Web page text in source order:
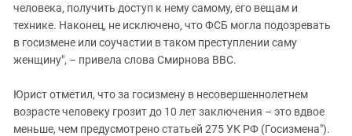
человека, получить доступ к нему самому, его вещам и
технике. Наконец, не исключено, что ФСБ могла подозревать
в госизмене или соучастии в таком преступлении саму
женщину", – привела слова Смирнова BBC.
Юрист отметил, что за госизмену в несовершеннолетнем
возрасте человеку грозит до 10 лет заключения – это вдвое
меньше, чем предусмотрено статьей 275 УК РФ (Госизмена").